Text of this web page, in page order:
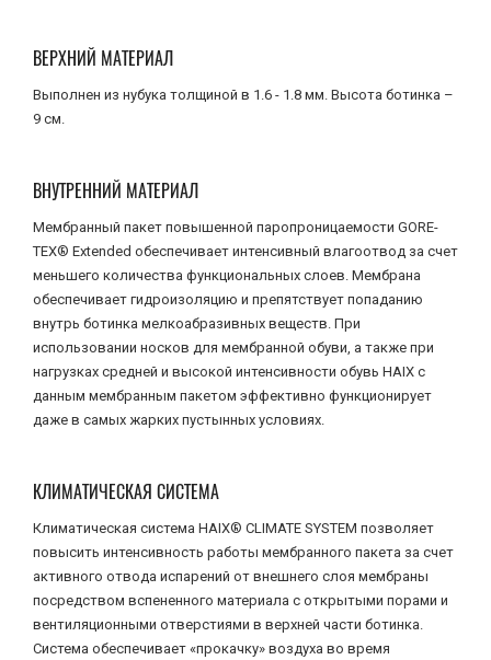
ВЕРХНИЙ МАТЕРИАЛ
Выполнен из нубука толщиной в 1.6 - 1.8 мм. Высота ботинка –
9 см.
ВНУТРЕННИЙ МАТЕРИАЛ
Мембранный пакет повышенной паропроницаемости GORE-
TEX® Extended обеспечивает интенсивный влагоотвод за счет
меньшего количества функциональных слоев. Мембрана
обеспечивает гидроизоляцию и препятствует попаданию
внутрь ботинка мелкоабразивных веществ. При
использовании носков для мембранной обуви, а также при
нагрузках средней и высокой интенсивности обувь HAIX c
данным мембранным пакетом эффективно функционирует
даже в самых жарких пустынных условиях.
КЛИМАТИЧЕСКАЯ СИСТЕМА
Климатическая система HAIX® CLIMATE SYSTEM позволяет
повысить интенсивность работы мембранного пакета за счет
активного отвода испарений от внешнего слоя мембраны
посредством вспененного материала с открытыми порами и
вентиляционными отверстиями в верхней части ботинка.
Система обеспечивает «прокачку» воздуха во время